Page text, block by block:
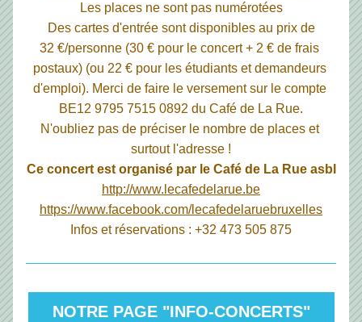
Les places ne sont pas numérotées
Des cartes d'entrée sont disponibles au prix de
32 €/personne (30 € pour le concert + 2 € de frais
postaux) (ou 22 € pour les étudiants et demandeurs
d'emploi). Merci de faire le versement sur le compte
BE12 9795 7515 0892 du Café de La Rue.
N'oubliez pas de préciser le nombre de places et
surtout l'adresse !
Ce concert est organisé par le Café de La Rue asbl
http://www.lecafedelarue.be
https://www.facebook.com/lecafedelaruebruxelles
Infos et réservations : +32 473 505 875
NOTRE PAGE "INFO-CONCERTS"